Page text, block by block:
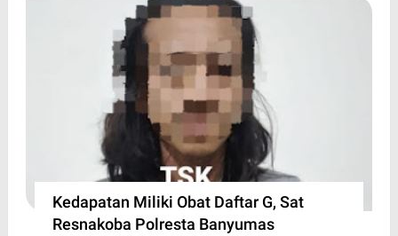
Kedapatan Miliki Obat Daftar G, Sat
Resnakoba Polresta Banyumas